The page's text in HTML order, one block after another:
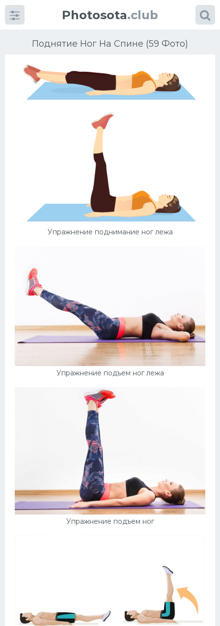
Photosota.club
Поднятие Ног На Спине (59 Фото)
Упражнение поднимание ног лежа
Упражнение подъем ног лежа
Упражнение подъем ног
Фото
Велогонки
Конькобежный спорт
Интерьер квартиры